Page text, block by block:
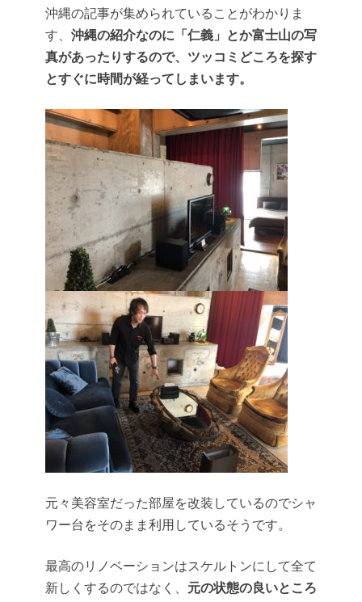
沖縄の記事が集められていることがわかりま
す、 沖縄の紹介なのに「仁義」とか富士山の写
真があったりするので、ツッコミどころを探す
とすぐに時間が経ってしまいます。
元々美容室だった部屋を改装しているのでシャ
ワー台をそのまま利用しているそうです。
最高のリノベーションはスケルトンにして全て
新しくするのではなく、 元の状態の良いところ